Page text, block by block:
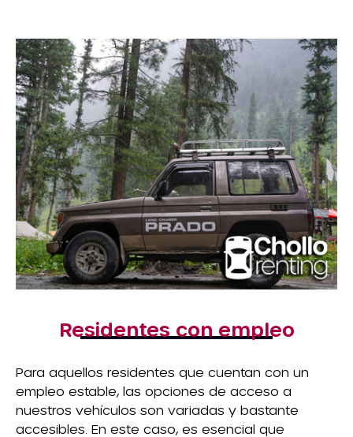
Residentes con empleo
Para aquellos residentes que cuentan con un
empleo estable, las opciones de acceso a
nuestros vehículos son variadas y bastante
accesibles. En este caso, es esencial que